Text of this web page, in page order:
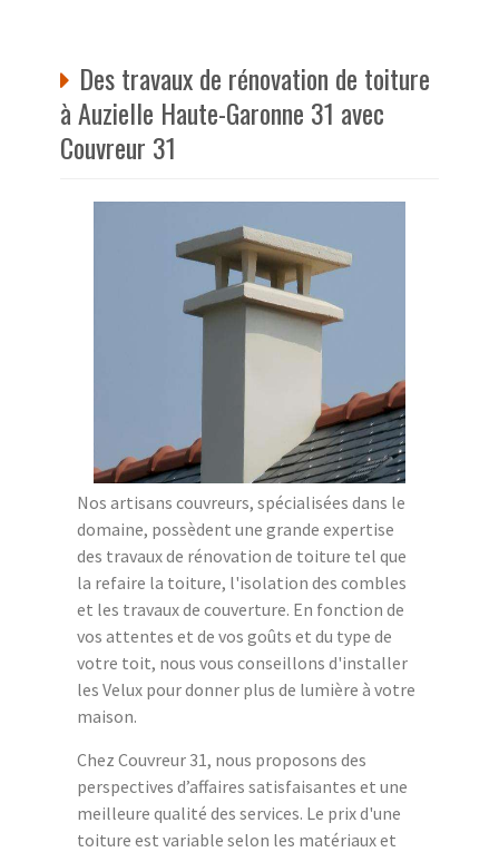
Des travaux de rénovation de toiture
à Auzielle Haute-Garonne 31 avec
Couvreur 31
Nos artisans couvreurs, spécialisées dans le
domaine, possèdent une grande expertise
des travaux de rénovation de toiture tel que
la refaire la toiture, l'isolation des combles
et les travaux de couverture. En fonction de
vos attentes et de vos goûts et du type de
votre toit, nous vous conseillons d'installer
les Velux pour donner plus de lumière à votre
maison.
Chez Couvreur 31, nous proposons des
perspectives d’affaires satisfaisantes et une
meilleure qualité des services. Le prix d'une
toiture est variable selon les matériaux et